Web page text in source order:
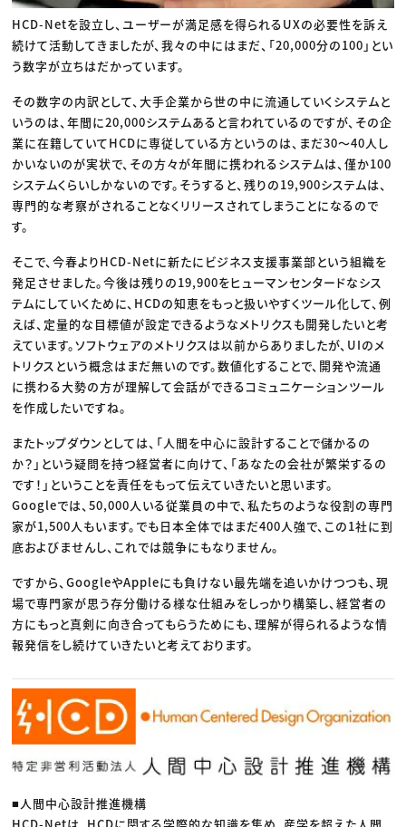
HCD-Netを設立し、ユーザーが満足感を得られるUXの必要性を訴え
続けて活動してきましたが、我々の中にはまだ、「20,000分の100」とい
う数字が立ちはだかっています。
その数字の内訳として、大手企業から世の中に流通していくシステムと
いうのは、年間に20,000システムあると言われているのですが、その企
業に在籍していてHCDに専従している方というのは、まだ30〜40人し
かいないのが実状で、その方々が年間に携われるシステムは、僅か100
システムくらいしかないのです。そうすると、残りの19,900システムは、
専門的な考察がされることなくリリースされてしまうことになるので
す。
そこで、今春よりHCD-Netに新たにビジネス支援事業部という組織を
発足させました。今後は残りの19,900をヒューマンセンタードなシス
テムにしていくために、HCDの知恵をもっと扱いやすくツール化して、例
えば、定量的な目標値が設定できるようなメトリクスも開発したいと考
えています。ソフトウェアのメトリクスは以前からありましたが、UIのメ
トリクスという概念はまだ無いのです。数値化することで、開発や流通
に携わる大勢の方が理解して会話ができるコミュニケーションツール
を作成したいですね。
またトップダウンとしては、「人間を中心に設計することで儲かるの
か？」という疑問を持つ経営者に向けて、「あなたの会社が繁栄するの
です！」ということを責任をもって伝えていきたいと思います。
Googleでは、50,000人いる従業員の中で、私たちのような役割の専門
家が1,500人もいます。でも日本全体ではまだ400人強で、この1社に到
底およびませんし、これでは競争にもなりません。
ですから、GoogleやAppleにも負けない最先端を追いかけつつも、現
場で専門家が思う存分働ける様な仕組みをしっかり構築し、経営者の
方にもっと真剣に向き合ってもらうためにも、理解が得られるような情
報発信をし続けていきたいと考えております。
■人間中心設計推進機構